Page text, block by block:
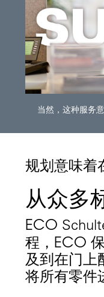
当然，这种服务
规划意味着
从众多
ECO
程， ECO
及到在门上
将所有零件